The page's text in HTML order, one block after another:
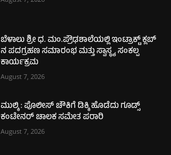
ಬೆಳಾಲು ಶ್ರೀ ಧ. ಮಂ.ಪ್ರೌಢಶಾಲೆಯಲ್ಲಿ ಇಂಟ್ರಾಕ್ಟ್ ಕ್ಲಬ್
ನ ಪದಗ್ರಹಣ ಸಮಾರಂಭ ಮತ್ತು ಸ್ವಾಸ್ಥ್ಯ ಸಂಕಲ್ಪ
ಕಾರ್ಯಕ್ರಮ
August 7, 2026
ಮುಲ್ಕಿ : ಪೊಲೀಸ್ ಚೌಕಿಗೆ ಡಿಕ್ಕಿ ಹೊಡೆದು ಗೂಡ್ಸ್
ಕಂಟೇನರ್ ಚಾಲಕ ಸಮೇತ ಪರಾರಿ
August 7, 2026